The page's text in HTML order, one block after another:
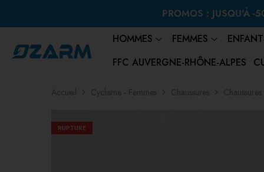
PROMOS : JUSQU'À -
HOMMES
FEMMES
FFC AUVERGNE-RHÔNE-ALPES
RUPTURE